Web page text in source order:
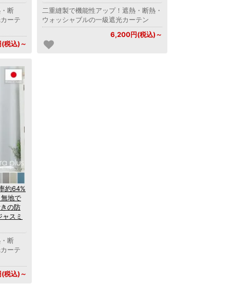
断
ーテ
税込)～
二重縫製で機能性アップ！遮熱・断熱・
ウォッシャブルの一級遮光カーテン
6,200円(税込)～
約64%
地で
の防
スミ
断
ーテ
税込)～